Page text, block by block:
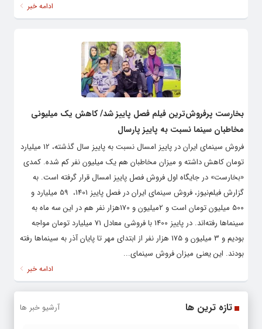
ادامه خبر
بخارست پرفروش‌ترین فیلم فصل پاییز شد/ کاهش یک میلیونی
مخاطبان سینما نسبت به پاییز پارسال
فروش سینمای ایران در پاییز امسال نسبت به پاییز سال گذشته، 12 میلیارد
تومان کاهش داشته‌ و میزان مخاطبان هم یک میلیون نفر کم شده. کمدی
«بخارست» در جایگاه اول فروش فصل پاییز امسال قرار گرفته است. به
گزارش فیلم‌نیوز، فروش سینمای ایران در فصل پاییز 1401، 59 میلیارد و
500 میلیون تومان است و 2میلیون و 170هزار نفر هم در این سه ماه به
سینماها رفته‌اند. در پاییز 1400 با فروشی معادل 71 میلیارد تومان مواجه
بودیم و 3 میلیون و 175 هزار نفر از ابتدای مهر تا پایان آذر به سینماها رفته
بودند. این یعنی میزان فروش سینمای...
ادامه خبر
تازه ترین ها آرشیو خبر ها